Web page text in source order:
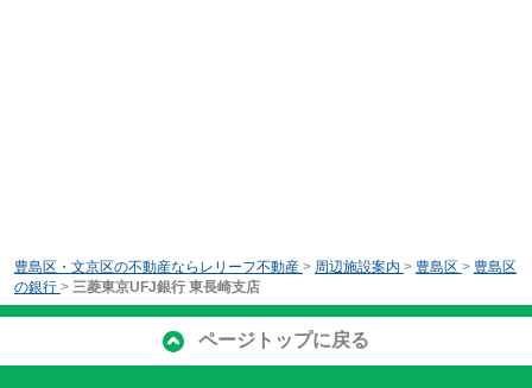
豊島区・文京区の不動産ならレリーフ不動産 > 周辺施設案内 > 豊島区 > 豊島区
の銀行 > 三菱東京UFJ銀行 東長崎支店
ページトップに戻る